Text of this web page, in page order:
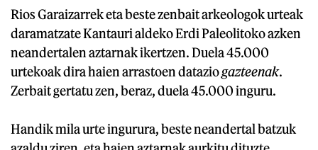
Rios Garaizarrek eta beste zenbait arkeologok urteak
daramatzate Kantauri aldeko Erdi Paleolitoko azken
neandertalen aztarnak ikertzen. Duela 45.000
urtekoak dira haien arrastoen dataziogazteenak.
Zerbait gertatu zen, beraz, duela 45.000 inguru.
Handik mila urte ingurura, beste neandertal batzuk